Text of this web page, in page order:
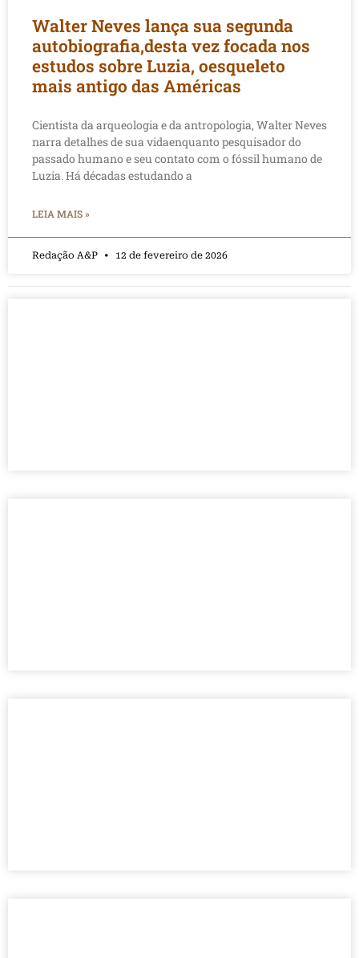
Walter Neves lança sua segunda
autobiografia,desta vez focada nos
estudos sobre Luzia, oesqueleto
mais antigo das Américas
Cientista da arqueologia e da antropologia, Walter Neves
narra detalhes de sua vidaenquanto pesquisador do
passado humano e seu contato com o fóssil humano de
Luzia. Há décadas estudando a
LEIA MAIS »
Redação A&P 12 de fevereiro de 2026